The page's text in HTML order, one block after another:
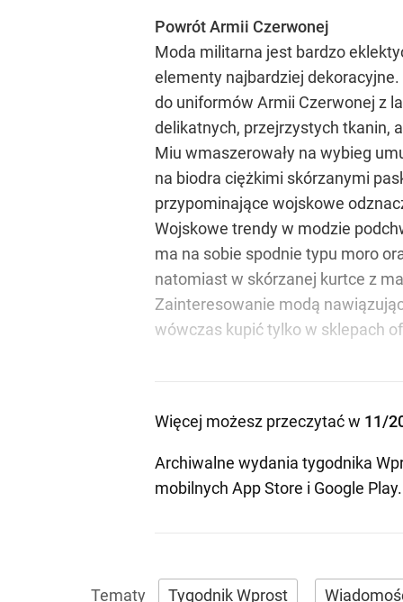
Powrót Armii Czerwonej
Moda militarna jest bardzo
elementy najbardziej dekoracyjne.
do uniformów Armii Czerwonej z
delikatnych, przejrzystych tkanin,
Miu wmaszerowały na wybieg
na biodra ciężkimi skórzanymi
przypominające wojskowe
Wojskowe trendy w modzie
ma na sobie spodnie typu moro
natomiast w skórzanej kurtce z
Zainteresowanie modą
wówczas kupić tylko w sklepach
Więcej możesz przeczytać w 11/
Archiwalne wydania tygodnika
mobilnych App Store i Google Play.
Tygodnik Wprost